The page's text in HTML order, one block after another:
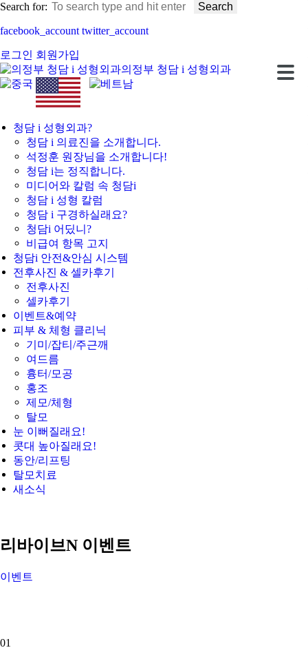
Search for:
facebook_account twitter_account
로그인 회원가입
의정부 청담 i 성형외과
청담 i 성형외과?
청담 i 의료진을 소개합니다.
석정훈 원장님을 소개합니다!
청담 i는 정직합니다.
미디어와 칼럼 속 청담i
청담 i 성형 칼럼
청담 i 구경하실래요?
청담i 어딨니?
비급여 항목 고지
청담i 안전&안심 시스템
전후사진 & 셀카후기
전후사진
셀카후기
이벤트&예약
피부 & 체형 클리닉
기미/잡티/주근깨
여드름
흉터/모공
홍조
제모/체형
탈모
눈 이뻐질래요!
콧대 높아질래요!
동안/리프팅
탈모치료
새소식
리바이브N 이벤트
이벤트
01